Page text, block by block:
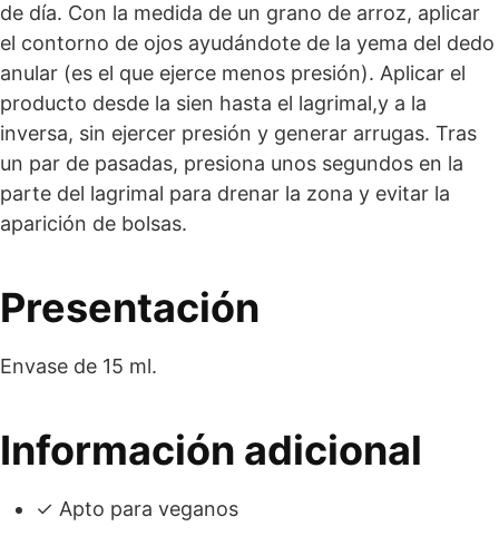
de día. Con la medida de un grano de arroz, aplicar
el contorno de ojos ayudándote de la yema del dedo
anular (es el que ejerce menos presión). Aplicar el
producto desde la sien hasta el lagrimal,y a la
inversa, sin ejercer presión y generar arrugas. Tras
un par de pasadas, presiona unos segundos en la
parte del lagrimal para drenar la zona y evitar la
aparición de bolsas.
Presentación
Envase de 15 ml.
Información adicional
✓ Apto para veganos